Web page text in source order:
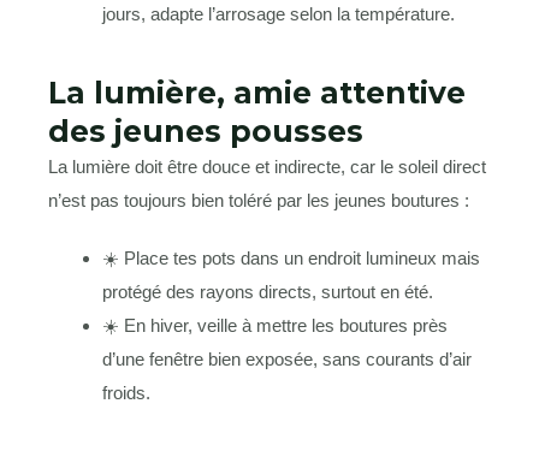
jours, adapte l’arrosage selon la température.
La lumière, amie attentive
des jeunes pousses
La lumière doit être douce et indirecte, car le soleil direct
n’est pas toujours bien toléré par les jeunes boutures :
☀️ Place tes pots dans un endroit lumineux mais
protégé des rayons directs, surtout en été.
☀️ En hiver, veille à mettre les boutures près
d’une fenêtre bien exposée, sans courants d’air
froids.